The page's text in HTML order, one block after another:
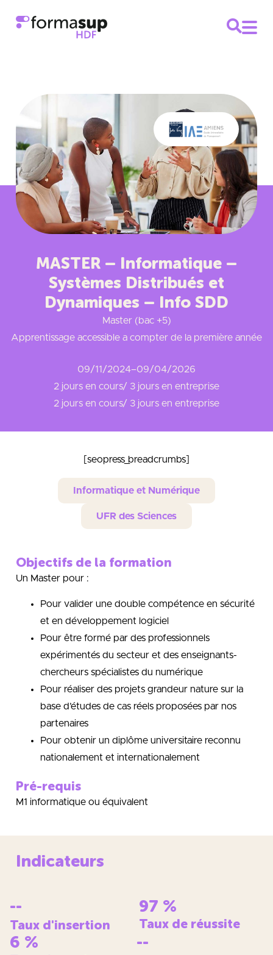
MASTER – Informatique –
Systèmes Distribués et
Dynamiques – Info SDD
Master (bac +5)
Apprentissage accessible a compter de la première année
09/11/2024–09/04/2026
2 jours en cours/ 3 jours en entreprise
2 jours en cours/ 3 jours en entreprise
[seopress_breadcrumbs]
Informatique et Numérique
UFR des Sciences
Objectifs de la formation
Un Master pour :
Pour valider une double compétence en sécurité
et en développement logiciel
Pour être formé par des professionnels
expérimentés du secteur et des enseignants-
chercheurs spécialistes du numérique
Pour réaliser des projets grandeur nature sur la
base d’études de cas réels proposées par nos
partenaires
Pour obtenir un diplôme universitaire reconnu
nationalement et internationalement
Pré-requis
M1 informatique ou équivalent
Indicateurs
--
Taux d'insertion
97 %
Taux de réussite
6 % --